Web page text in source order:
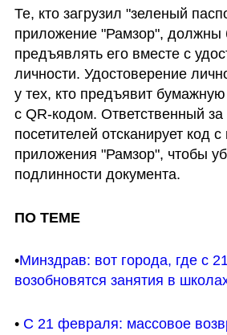
Те, кто загрузил "зеленый
приложение "Рамзор", должны
предъявлять его вместе с
личности. Удостоверение
у тех, кто предъявит
с QR-кодом. Ответственный
посетителей отсканирует код
приложения "Рамзор", чтобы
подлинности документа.
ПО ТЕМЕ
•Минздрав: вот города, где с
возобновятся занятия в
• С 21 февраля: массовое